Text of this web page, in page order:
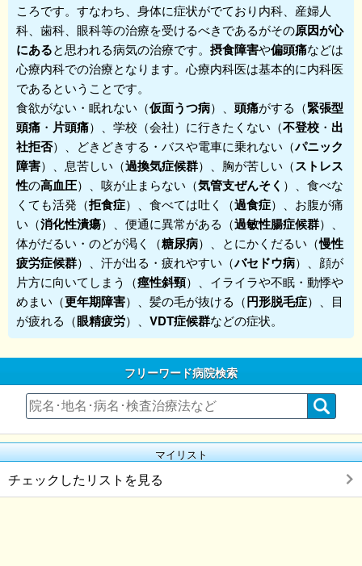
ころです。すなわち、身体に症状がでており内科、産婦人
科、歯科、眼科等の治療を受けるべきであるがその原因が心
にあると思われる病気の治療です。 摂食障害や偏頭痛などは
心療内科での治療となります。心療内科医は基本的に内科医
であるということです。
食欲がない・眠れない（仮面うつ病）、 頭痛がする（緊張型
頭痛 ・ 片頭痛）、学校（会社）に行きたくない（不登校 ・ 出
社拒否）、どきどきする・バスや電車に乗れない（パニック
障害）、息苦しい（過換気症候群）、胸が苦しい（ストレス
性の高血圧）、咳が止まらない（気管支ぜんそく ）、食べな
くても活発（拒食症）、食べては吐く（過食症）、お腹が痛
い（消化性潰瘍）、便通に異常がある（過敏性腸症候群）、
体がだるい・のどが渇く（糖尿病）、とにかくだるい（慢性
疲労症候群）、汗が出る・疲れやすい（バセドウ病）、顔が
片方に向いてしまう（痙性斜頸）、イライラや不眠・動悸や
めまい（更年期障害）、髪の毛が抜ける（円形脱毛症）、目
が疲れる（眼精疲労）、 VDT症候群などの症状。
フリーワード病院検索
マイリスト
チェックしたリストを見る